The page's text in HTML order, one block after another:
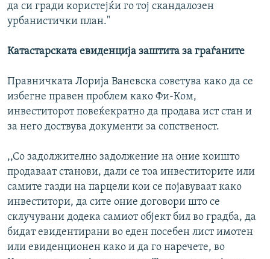
да си гради користејќи го тој скандалозен
урбанистички план."
Катастарската евиденција заштита за граѓаните
Правничката Лорија Ваневска советува како да се
избегне правен проблем како Фи-Ком,
инвеститорот повеќекратно да продава ист стан и
за него доствува документи за сопственост.
,,Со задолжително задолжение на оние коишто
продаваат станови, дали се тоа инвеститорите или
самите газди на парцели кои се појавуваат како
инвеститори, да сите оние договори што се
склучувани додека самиот објект бил во градба, да
бидат евидентирани во еден посебен лист имотен
или евиденционен како и да го наречете, во